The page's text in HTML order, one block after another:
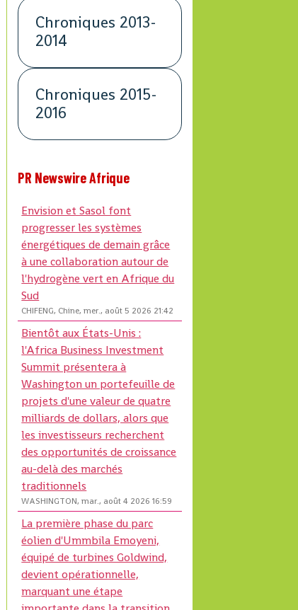
Chroniques 2013-
2014
Chroniques 2015-
2016
PR Newswire Afrique
Envision et Sasol font
progresser les systèmes
énergétiques de demain grâce
à une collaboration autour de
l'hydrogène vert en Afrique du
Sud
CHIFENG, Chine, mer., août 5 2026 21:42
Bientôt aux États-Unis :
l'Africa Business Investment
Summit présentera à
Washington un portefeuille de
projets d'une valeur de quatre
milliards de dollars, alors que
les investisseurs recherchent
des opportunités de croissance
au-delà des marchés
traditionnels
WASHINGTON, mar., août 4 2026 16:59
La première phase du parc
éolien d'Ummbila Emoyeni,
équipé de turbines Goldwind,
devient opérationnelle,
marquant une étape